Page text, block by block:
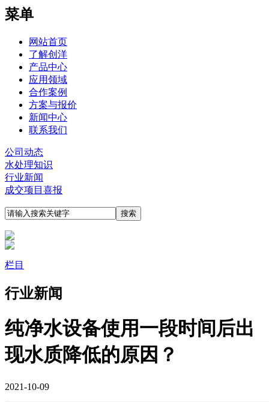
菜单
网站首页
了解创洋
产品中心
应用领域
合作案例
方案与报价
新闻中心
联系我们
公司动态
水处理知识
行业新闻
成交项目喜报
栏目
行业新闻
纯净水设备使用一段时间后出
现水质降低的原因？
2021-10-09